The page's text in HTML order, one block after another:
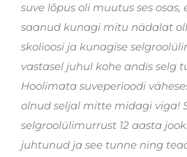
suve lõpus oli muutus ses
saanud kunagi mitu nädalat
skolioosi ja kunagise
vastasel juhul kohe andis selg
Hoolimata suveperioodi
olnud seljal mitte midagi viga!
selgroolülimurrust 12 aasta
juhtunud ja see tunne ning